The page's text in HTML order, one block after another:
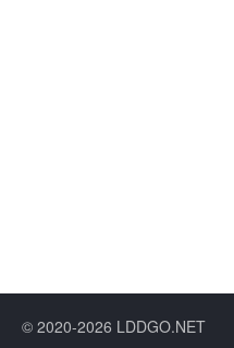
© 2020-2026 LDDGO.NET